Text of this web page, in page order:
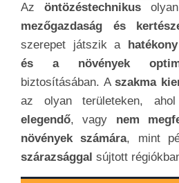
Az öntözéstechnikus
mezőgazdaság és
szerepet játszik a
és a növények
biztosításában. A szakma
az olyan területeken,
elegendő, vagy nem
növények számára, mint
szárazsággal sújtott